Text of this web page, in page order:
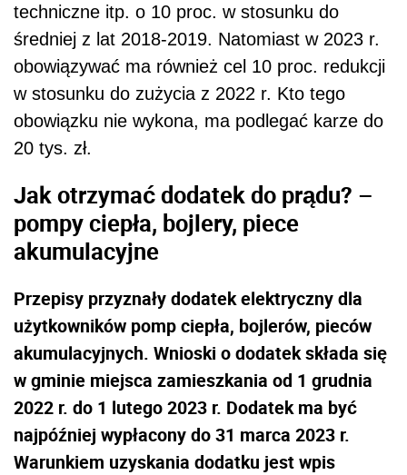
techniczne itp. o 10 proc. w stosunku do
średniej z lat 2018-2019. Natomiast w 2023 r.
obowiązywać ma również cel 10 proc. redukcji
w stosunku do zużycia z 2022 r. Kto tego
obowiązku nie wykona, ma podlegać karze do
20 tys. zł.
Jak otrzymać dodatek do prądu? –
pompy ciepła, bojlery, piece
akumulacyjne
Przepisy przyznały dodatek elektryczny dla
użytkowników pomp ciepła, bojlerów, pieców
akumulacyjnych. Wnioski o dodatek składa się
w gminie miejsca zamieszkania od 1 grudnia
2022 r. do 1 lutego 2023 r. Dodatek ma być
najpóźniej wypłacony do 31 marca 2023 r.
Warunkiem uzyskania dodatku jest wpis